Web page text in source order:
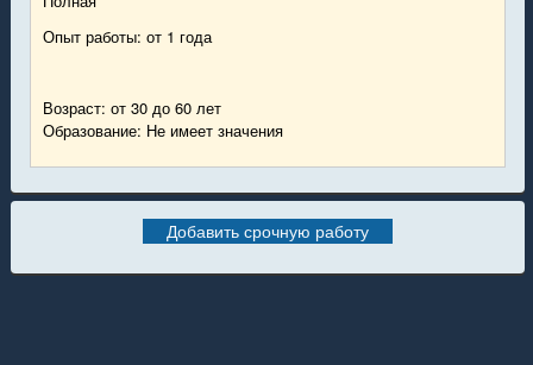
Опыт работы: от 1 года
Возраст: от 30 до 60 лет
Образование: Не имеет значения
Добавить срочную работу